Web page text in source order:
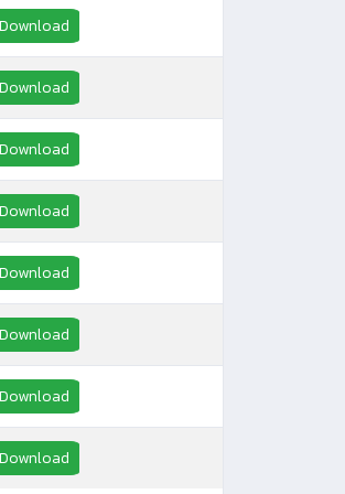
Download
Download
Download
Download
Download
Download
Download
Download